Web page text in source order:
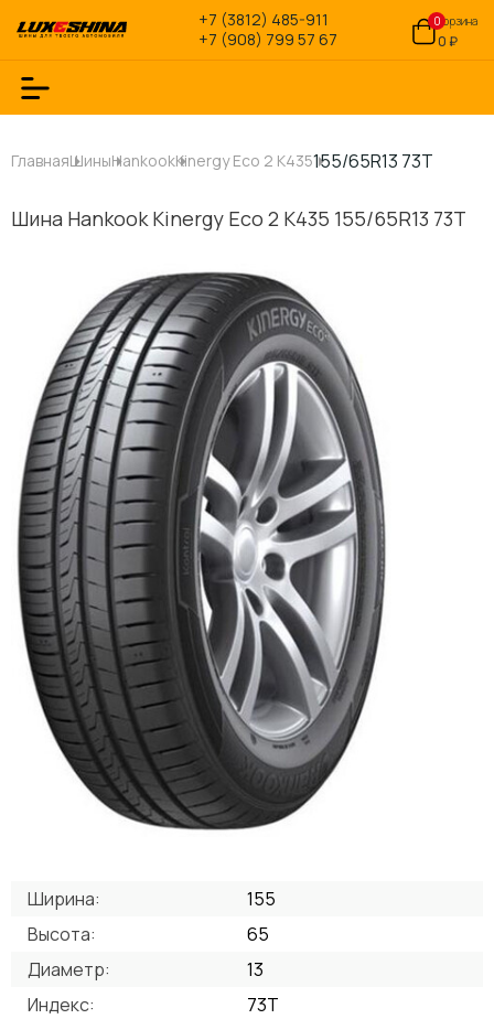
+7 (3812) 485-911
+7 (908) 799 57 67
0Корзина
0 ₽
ГлавнаяШиныHankookKinergy Eco 2 K435155/65R13 73T
Шина Hankook Kinergy Eco 2 K435 155/65R13 73T
Ширина:
155
Высота:
65
Диаметр:
13
Индекс:
73T